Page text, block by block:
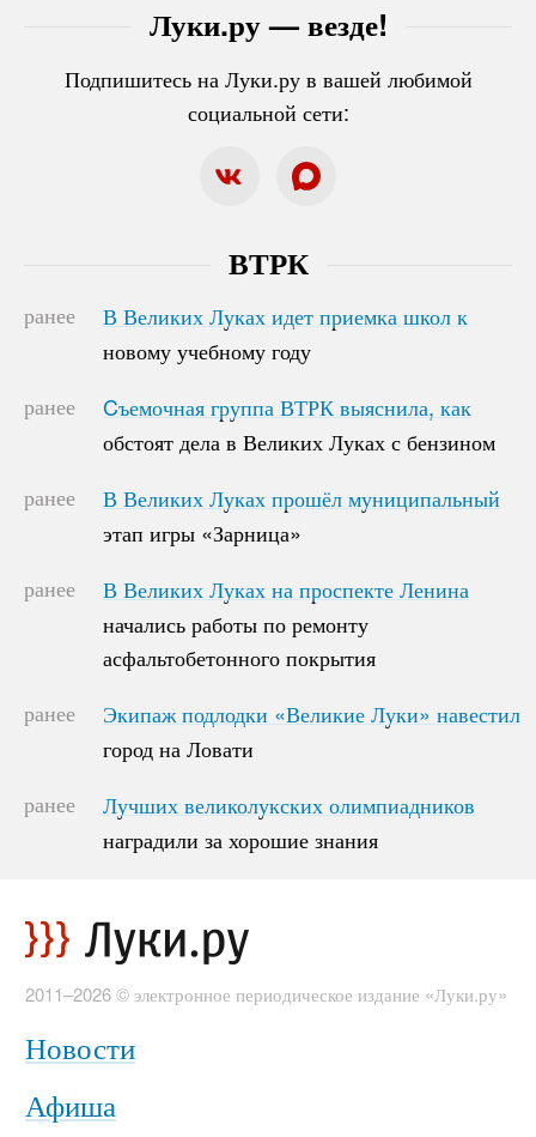
Луки.ру — везде!
Подпишитесь на Луки.ру в вашей любимой
социальной сети:
ВТРК
ранее
В Великих Луках идет приемка школ к
новому учебному году
В Великих Луках идет приемка школ к
новому учебному году
ранее
Cъемочная группа ВТРК выяснила, как
обстоят дела в Великих Луках с бензином
Cъемочная группа ВТРК выяснила, как
обстоят дела в Великих Луках с бензином
ранее
В Великих Луках прошёл муниципальный
этап игры «Зарница»
В Великих Луках прошёл муниципальный
этап игры «Зарница»
ранее
В Великих Луках на проспекте Ленина
начались работы по ремонту
асфальтобетонного покрытия
В Великих Луках на проспекте Ленина
начались работы по ремонту
асфальтобетонного покрытия
ранее
Экипаж подлодки «Великие Луки» навестил
город на Ловати
Экипаж подлодки «Великие Луки» навестил
город на Ловати
ранее
Лучших великолукских олимпиадников
наградили за хорошие знания
Лучших великолукских олимпиадников
наградили за хорошие знания
2011–2026 © электронное периодическое издание «Луки.ру»
Новости
Афиша